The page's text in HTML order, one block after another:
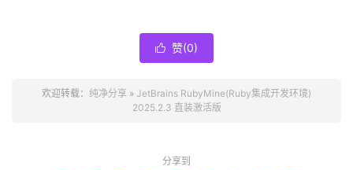
 赞(0)
欢迎转载： 纯净分享 » JetBrains RubyMine(Ruby集成开发环境)
2025.2.3 直装激活版
分享到